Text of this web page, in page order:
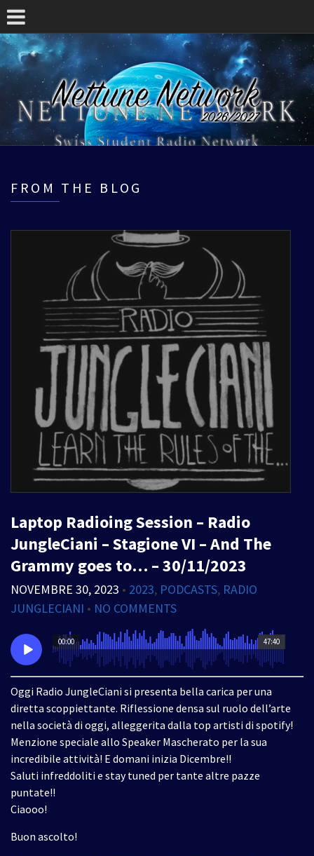
FROM THE BLOG
Laptop Radioing Session – Radio
JungleCiani – Stagione VI – And The
Grammy goes to… – 30/11/2023
NOVEMBRE 30, 2023 • 2023, PODCASTS, RADIO
JUNGLECIANI • NO COMMENTS
47:40
00:00
Oggi Radio JungleCiani si presenta bella carica per una
diretta scoppiettante. Riflessione densa sul ruolo dell’arte
nella società di oggi, alleggerita dalla top artisti di spotify!
Menzione speciale allo Speaker Mascherato per la sua
incredibile attività! E domani inizia Dicembre!!
Saluti infreddoliti e stay tuned per tante altre pazze
puntate!!
Ciaooo!
Buon ascolto!